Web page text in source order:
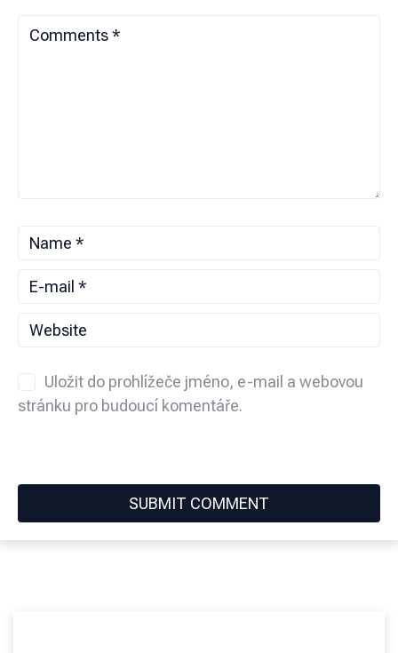
Uložit do prohlížeče jméno, e-mail a webovou
stránku pro budoucí komentáře.